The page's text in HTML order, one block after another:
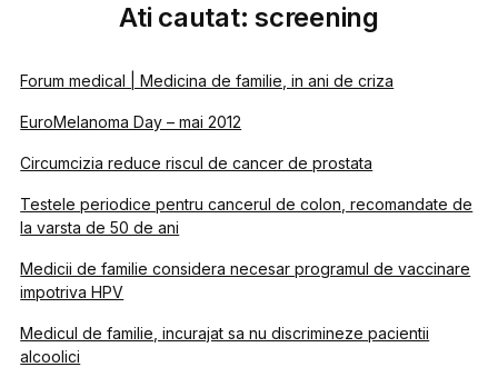
Ati cautat: screening
Forum medical | Medicina de familie, in ani de criza
EuroMelanoma Day – mai 2012
Circumcizia reduce riscul de cancer de prostata
Testele periodice pentru cancerul de colon, recomandate de
la varsta de 50 de ani
Medicii de familie considera necesar programul de vaccinare
impotriva HPV
Medicul de familie, incurajat sa nu discrimineze pacientii
alcoolici